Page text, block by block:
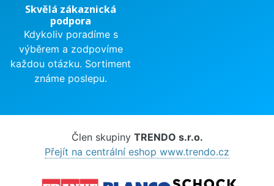
Skvělá zákaznická
podpora
Kdykoliv poradíme s
výběrem a zodpovíme
každou otázku. Sortiment
známe poslepu.
Člen skupiny TRENDO s.r.o.
Přejít na centrální eshop www.trendo.cz